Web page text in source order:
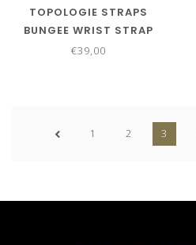
TOPOLOGIE STRAPS
BUNGEE WRIST STRAP
MOSS TECH SATEEN
€39,00
1 2 3